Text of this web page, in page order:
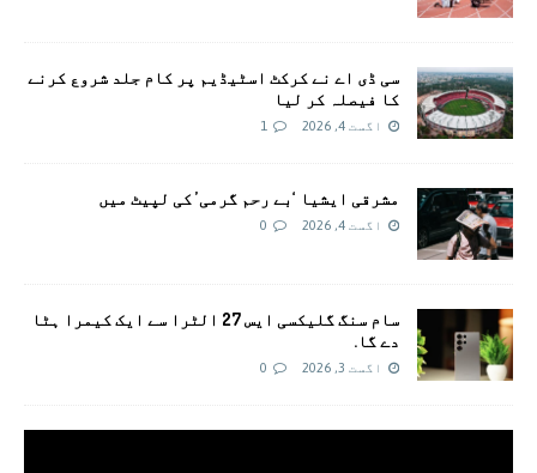
سی ڈی اے نے کرکٹ اسٹیڈیم پر کام جلد شروع کرنے
کا فیصلہ کر لیا
اگست 4, 2026 1
مشرقی ایشیا ‘بے رحم گرمی’ کی لپیٹ میں
اگست 4, 2026 0
سام سنگ گلیکسی ایس 27 الٹرا سے ایک کیمرا ہٹا
دے گا.
اگست 3, 2026 0